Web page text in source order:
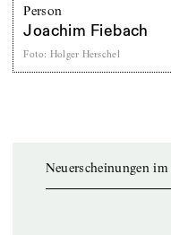
Person
Joachim Fiebach
Foto: Holger Herschel
Neuerscheinungen